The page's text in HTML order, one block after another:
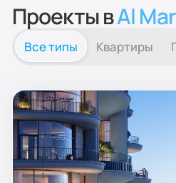
Проекты вAl
Все типы Квартиры